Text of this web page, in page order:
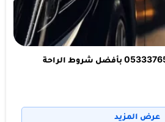
سائق خاص للتنازل 0533376553 بأفضل شروط الراحة
عرض المزيد